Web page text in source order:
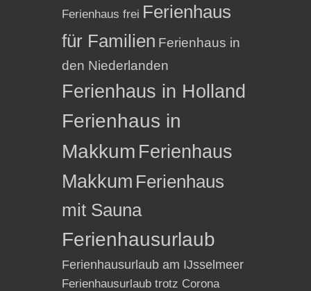
Ferienhaus frei Ferienhaus
für Familien Ferienhaus in
den Niederlanden
Ferienhaus in Holland
Ferienhaus in
Makkum Ferienhaus
Makkum Ferienhaus
mit Sauna
Ferienhausurlaub
Ferienhausurlaub am IJsselmeer
Ferienhausurlaub trotz Corona